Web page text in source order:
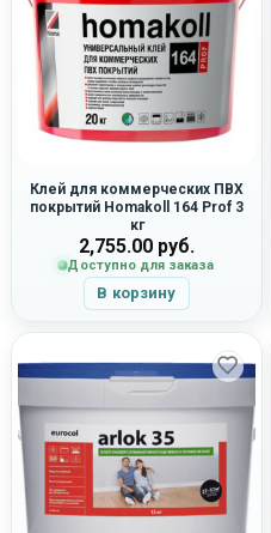
Клей для коммерческих ПВХ
покрытий Homakoll 164 Prof 3
кг
2,755.00 руб.
Доступно для заказа
В корзину